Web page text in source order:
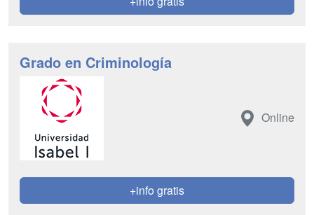
Grado en Criminología
Online
+info gratis